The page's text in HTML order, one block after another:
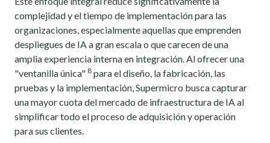
complejidad y el tiempo de implementación para las
organizaciones, especialmente aquellas que emprenden
despliegues de IA a gran escala o que carecen de una
amplia experiencia interna en integración. Al ofrecer una
"ventanilla única" 8 para el diseño, la fabricación, las
pruebas y la implementación, Supermicro busca capturar
una mayor cuota del mercado de infraestructura de IA al
simplificar todo el proceso de adquisición y operación
para sus clientes.